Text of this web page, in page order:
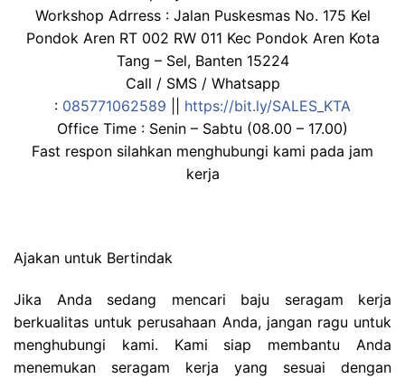
Workshop Adrress : Jalan Puskesmas No. 175 Kel
Pondok Aren RT 002 RW 011 Kec Pondok Aren Kota
Tang – Sel, Banten 15224
Call / SMS / Whatsapp
: 085771062589
https://bit.ly/SALES_KTA
Office Time : Senin – Sabtu (08.00 – 17.00)
Fast respon silahkan menghubungi kami pada jam
kerja
Ajakan untuk Bertindak
Jika Anda sedang mencari baju seragam kerja
berkualitas untuk perusahaan Anda, jangan ragu untuk
menghubungi kami. Kami siap membantu Anda
menemukan seragam kerja yang sesuai dengan